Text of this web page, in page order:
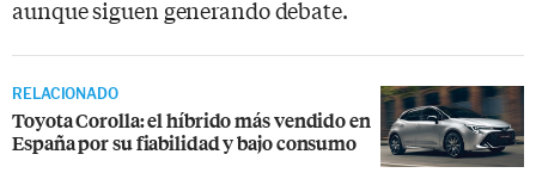
aunque siguen generando debate.
RELACIONADO
Toyota Corolla: el híbrido más vendido en
España por su fiabilidad y bajo consumo